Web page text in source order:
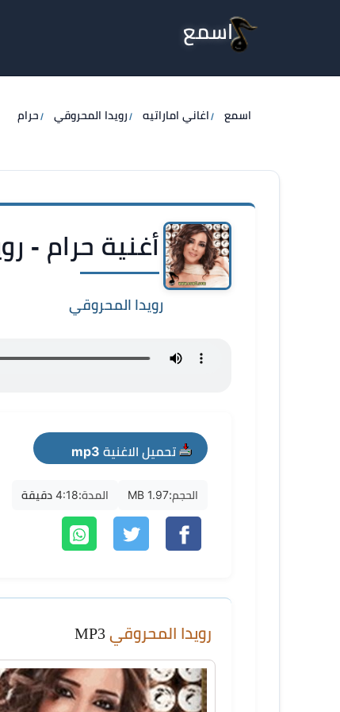
اسمع
اسمع اغاني اماراتيه رويدا المحروقي حرام
أغنية حرام -
رويدا المحروقي
تحميل الاغنية mp3
الحجم:1.97 MB المدة:4:18 دقيقة
رويدا المحروقي